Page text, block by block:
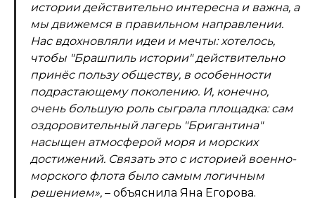
истории действительно интересна и важна, а
мы движемся в правильном направлении.
Нас вдохновляли идеи и мечты: хотелось,
чтобы "Брашпиль истории" действительно
принёс пользу обществу, в особенности
подрастающему поколению. И, конечно,
очень большую роль сыграла площадка: сам
оздоровительный лагерь "Бригантина"
насыщен атмосферой моря и морских
достижений. Связать это с историей военно-
морского флота было самым логичным
решением», – объяснила Яна Егорова.